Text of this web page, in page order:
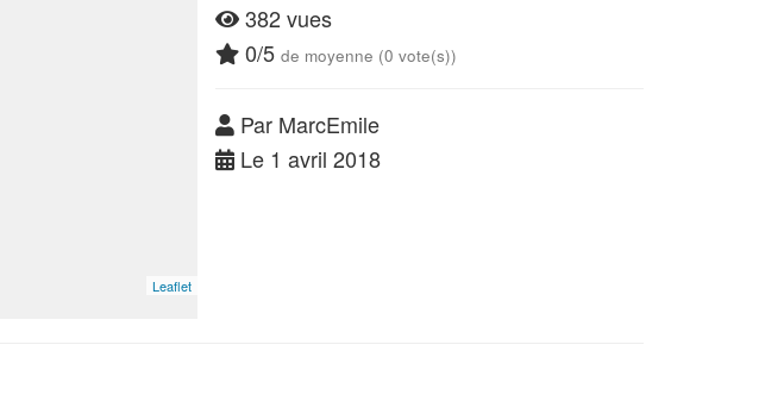
Leaflet
382 vues
0/5 de moyenne (0 vote(s))
Par MarcEmile
Le 1 avril 2018